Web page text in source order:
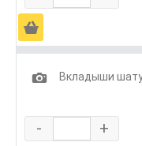
Ä
1
Вкладыши
- +